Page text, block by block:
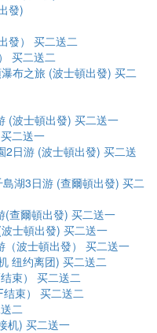
發)
發） 买二送二
买二送二
布之旅 (波士頓出發) 买二
(波士頓出發) 买二送一
二送一
2日游 (波士頓出發) 买二送
湖3日游 (查爾頓出發) 买二
(查爾頓出發) 买二送一
士頓出發) 买二送一
波士頓出發） 买二送一
纽约离团) 买二送二
束） 买二送二
束） 买二送二
二
机) 买二送一